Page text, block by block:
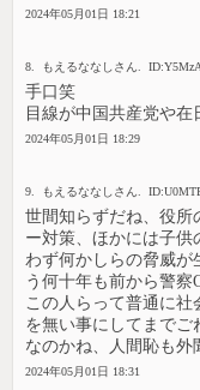
2024年05月01日 18:21
8. もえるななしさん.
手口笑
目線が中国共産党や在
2024年05月01日 18:29
9. もえるななしさん.
世間知らずだね、役所
ー対策、ほかには子供
わず何かしらの脅威が
う何十年も前から警察
この人らって普通に
を無い事にしてまでご
なのかね、人間恥も外
2024年05月01日 18:31